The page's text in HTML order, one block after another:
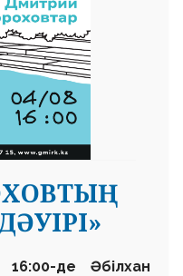
де
Әбілхан